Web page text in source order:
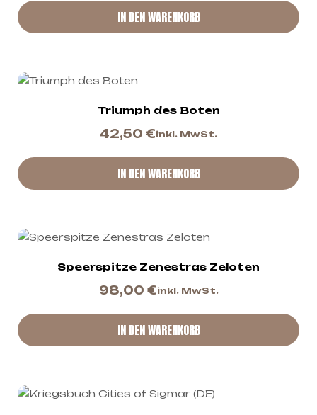
IN DEN WARENKORB
Triumph des Boten
42,50 €inkl. MwSt.
IN DEN WARENKORB
Speerspitze Zenestras Zeloten
98,00 €inkl. MwSt.
IN DEN WARENKORB